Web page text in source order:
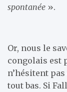
spontanée ».
Or, nous le
congolais est
n’hésitent
tout bas. Si